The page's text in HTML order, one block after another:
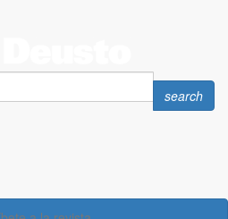
Search
search